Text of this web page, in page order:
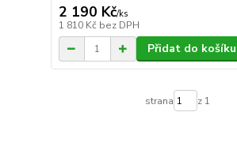
2 190 Kč/ks
1 810 Kč bez DPH
Přidat do košíku
strana z 1